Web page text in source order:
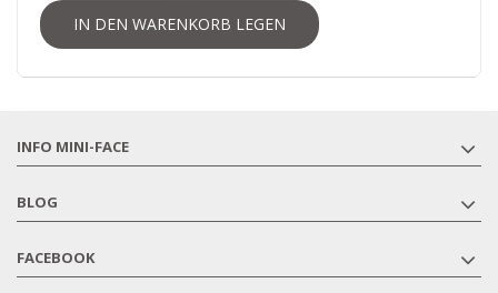
IN DEN WARENKORB LEGEN
INFO MINI-FACE
BLOG
FACEBOOK